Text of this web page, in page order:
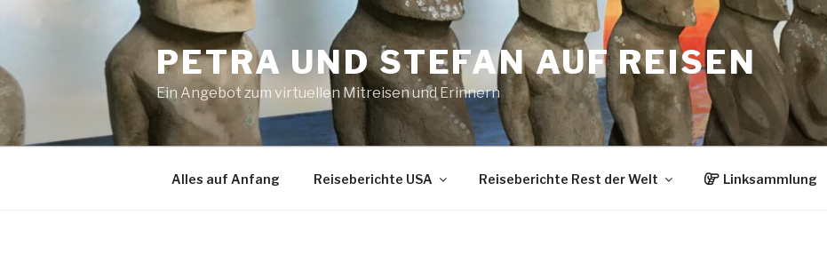
PETRA UND STEFAN AUF REISEN
Ein Angebot zum virtuellen Mitreisen und Erinnern
Alles auf Anfang Reiseberichte USA Reiseberichte Rest der Welt Linksammlung